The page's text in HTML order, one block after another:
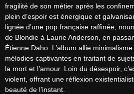
fragilité de son métier après les
plein d’espoir est énergique et
lignée d’une pop française raffinée,
de Blondie à Laurie Anderson, en
Étienne Daho. L’album allie
mélodies captivantes en traitant de
la mort et l’amour. Loin du désespoir,
violent, offrant une réflexion
beauté de l’instant.